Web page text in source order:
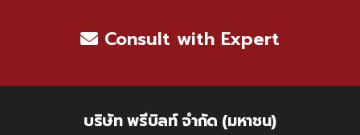
Consult with Expert
บริษัท พรีบิลท์ จำกัด (มหาชน)